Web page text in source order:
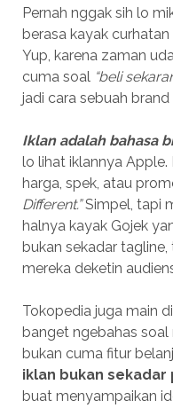
Pernah nggak sih lo
berasa kayak
Yup, karena zaman
cuma soal “beli
jadi cara sebuah
Iklan adalah bahasa
lo lihat iklannya
harga, spek, atau
Different.”Simpel, tapi
halnya kayak Gojek
bukan sekadar
mereka deketin
Tokopedia juga main
banget ngebahas soal
bukan cuma fitur
iklan bukan sekadar
buat menyampaikan